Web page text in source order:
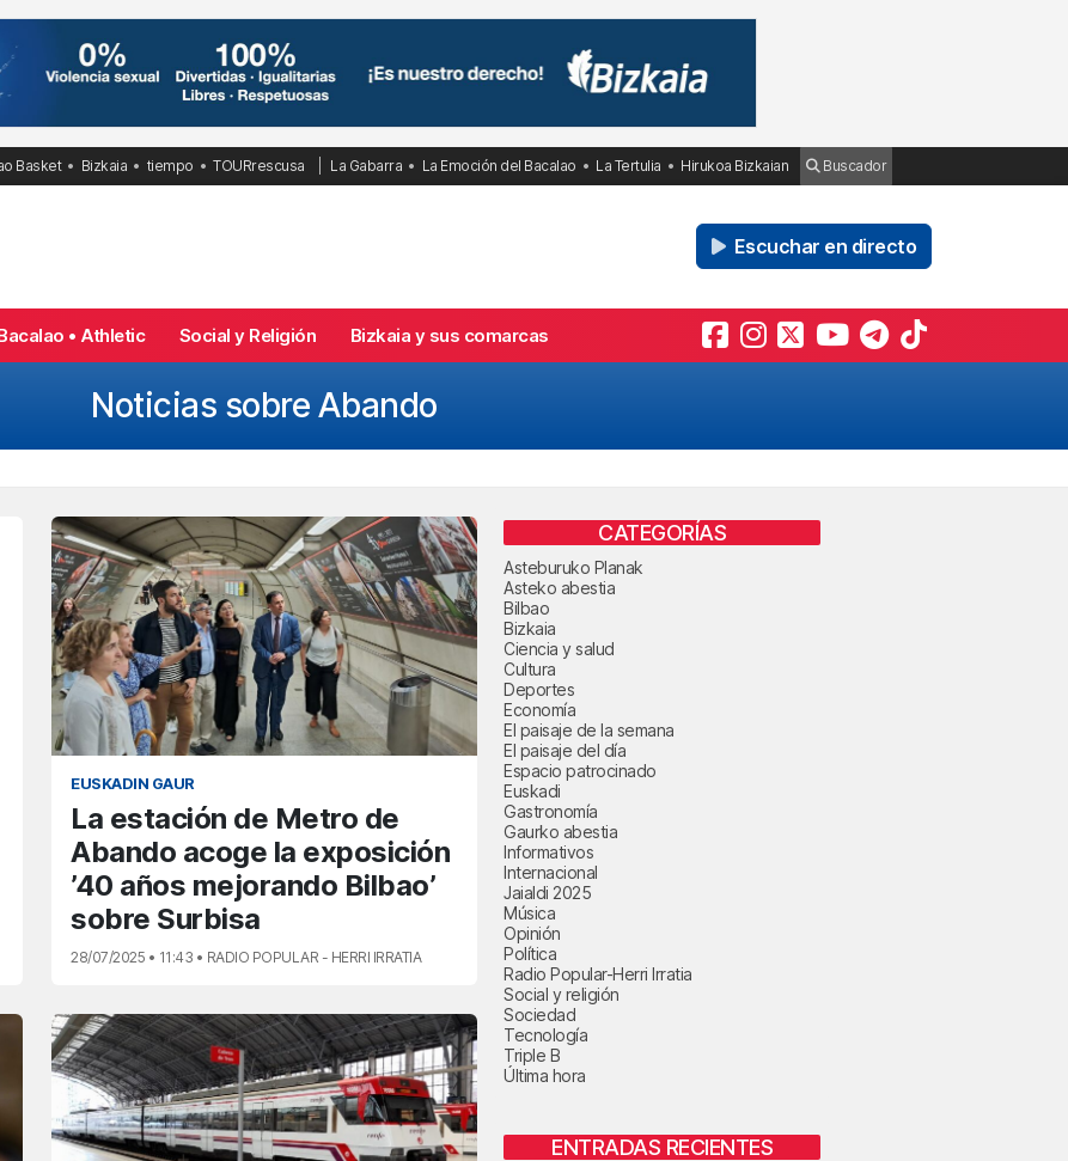
Basket Bizkaia tiempo TOURrescusa La Gabarra La Emoción del Bacalao La Tertulia Hirukoa Bizkaian Buscador
Escuchar en directo
• Athletic Social y Religión Bizkaia y sus comarcas
Noticias sobre Abando
EUSKADIN GAUR
La estación de Metro de
Abando acoge la exposición
’40 años mejorando Bilbao’
sobre Surbisa
28/07/2025 • 11:43 • RADIO POPULAR - HERRI IRRATIA
CATEGORÍAS
Asteburuko Planak
Asteko abestia
Bilbao
Bizkaia
Ciencia y salud
Cultura
Deportes
Economía
El paisaje de la semana
El paisaje del día
Espacio patrocinado
Euskadi
Gastronomía
Gaurko abestia
Informativos
Internacional
Jaialdi 2025
Música
Opinión
Política
Radio Popular-Herri Irratia
Social y religión
Sociedad
Tecnología
Triple B
Última hora
ENTRADAS RECIENTES